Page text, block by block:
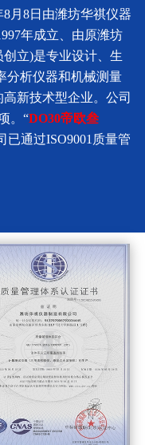
月8日由潍坊华祺仪器
年成立、由原潍坊
立)是专业设计、生
分析仪器和机械测量
新技术型企业。公司
。“DO30帝欧叁
已通过ISO9001质量管